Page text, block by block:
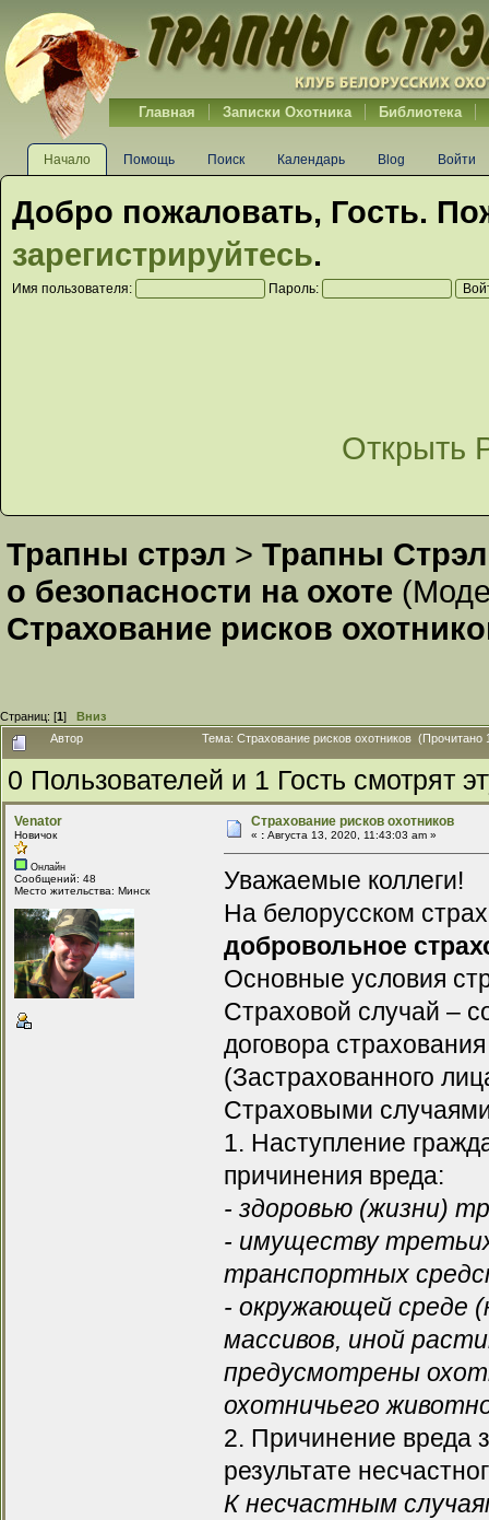
Главная Записки Охотника Библиотека
Начало Помощь Поиск Календарь Blog Войти
Добро пожаловать, Гость.
зарегистрируйтесь.
Имя пользователя: Пароль:
Открыть
Трапны стрэл > Трапны Стрэл
о безопасности на охоте
Страхование рисков
Страниц: [1] Вниз
Автор
Тема: Страхование рисков охотников (Прочитано
0 Пользователей и 1 Гость смотрят
Venator
Новичок
Онлайн
Сообщений: 48
Место жительства: Минск
Страхование рисков охотников
« : Августа 13, 2020, 11:43:03 am »
Уважаемые коллеги!
На белорусском
добровольное
Основные условия
Страховой случай –
договора
(Застрахованного
Страховыми
1. Наступление
причинения вреда:
- здоровью (жизни)
- имуществу
транспортных
- окружающей среде
массивов, иной
предусмотрены
охотничьего
2. Причинение вреда
результате
К несчастным